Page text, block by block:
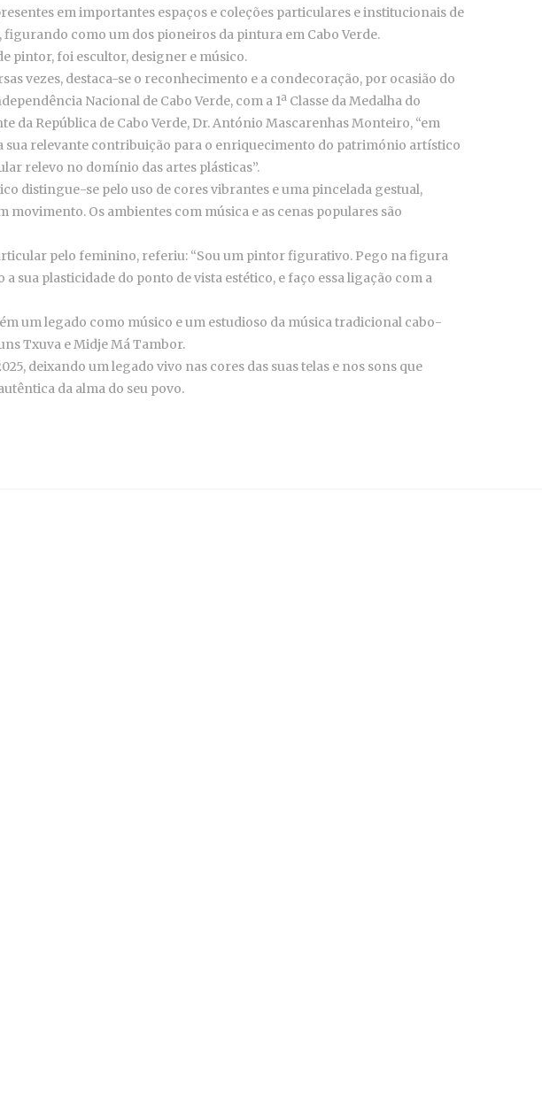
em importantes espaços e coleções particulares e institucionais de
como um dos pioneiros da pintura em Cabo Verde.
pintor, foi escultor, designer e músico.
vezes, destaca-se o reconhecimento e a condecoração, por ocasião do
Nacional de Cabo Verde, com a 1ª Classe da Medalha do
da República de Cabo Verde, Dr. António Mascarenhas Monteiro, “em
sua relevante contribuição para o enriquecimento do património artístico
relevo no domínio das artes plásticas”.
distingue-se pelo uso de cores vibrantes e uma pincelada gestual,
movimento. Os ambientes com música e as cenas populares são
pelo feminino, referiu: “Sou um pintor figurativo. Pego na figura
sua plasticidade do ponto de vista estético, e faço essa ligação com a
um legado como músico e um estudioso da música tradicional cabo-
Txuva e Midje Má Tambor.
deixando um legado vivo nas cores das suas telas e nos sons que
da alma do seu povo.